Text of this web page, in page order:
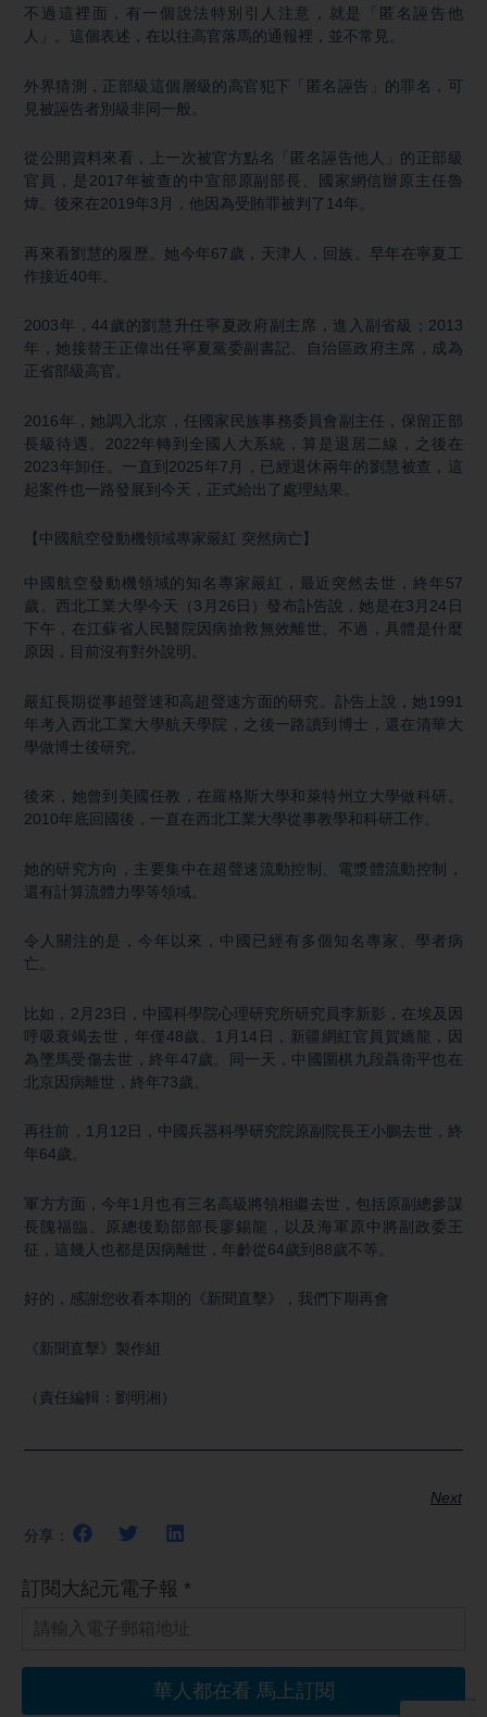
不過這裡面，有一個說法特別引人注意，就是「匿名誣告他
人」。這個表述，在以往高官落馬的通報裡，並不常見。
外界猜測，正部級這個層級的高官犯下「匿名誣告」的罪名，可
見被誣告者別級非同一般。
從公開資料來看，上一次被官方點名「匿名誣告他人」的正部級
官員，是2017年被查的中宣部原副部長、國家網信辦原主任魯
煒。後來在2019年3月，他因為受賄罪被判了14年。
再來看劉慧的履歷。她今年67歲，天津人，回族。早年在寧夏工
作接近40年。
2003年，44歲的劉慧升任寧夏政府副主席，進入副省級；2013
年，她接替王正偉出任寧夏黨委副書記、自治區政府主席，成為
正省部級高官。
2016年，她調入北京，任國家民族事務委員會副主任，保留正部
長級待遇。2022年轉到全國人大系統，算是退居二線，之後在
2023年卸任。一直到2025年7月，已經退休兩年的劉慧被查，這
起案件也一路發展到今天，正式給出了處理結果。
【中國航空發動機領域專家嚴紅 突然病亡】
中國航空發動機領域的知名專家嚴紅，最近突然去世，終年57
歲。西北工業大學今天（3月26日）發布訃告說，她是在3月24日
下午，在江蘇省人民醫院因病搶救無效離世。不過，具體是什麼
原因，目前沒有對外說明。
嚴紅長期從事超聲速和高超聲速方面的研究。訃告上說，她1991
年考入西北工業大學航天學院，之後一路讀到博士，還在清華大
學做博士後研究。
後來，她曾到美國任教，在羅格斯大學和萊特州立大學做科研。
2010年底回國後，一直在西北工業大學從事教學和科研工作。
她的研究方向，主要集中在超聲速流動控制、電漿體流動控制，
還有計算流體力學等領域。
令人關注的是，今年以來，中國已經有多個知名專家、學者病
亡。
比如，2月23日，中國科學院心理研究所研究員李新影，在埃及因
呼吸衰竭去世，年僅48歲。1月14日，新疆網紅官員賀嬌龍，因
為墜馬受傷去世，終年47歲。同一天，中國圍棋九段聶衛平也在
北京因病離世，終年73歲。
再往前，1月12日，中國兵器科學研究院原副院長王小鵬去世，終
年64歲。
軍方方面，今年1月也有三名高級將領相繼去世，包括原副總參謀
長隗福臨、原總後勤部部長廖錫龍，以及海軍原中將副政委王
征，這幾人也都是因病離世，年齡從64歲到88歲不等。
好的，感謝您收看本期的《新聞直擊》，我們下期再會
《新聞直擊》製作組
（責任編輯：劉明湘）
Next
分享：